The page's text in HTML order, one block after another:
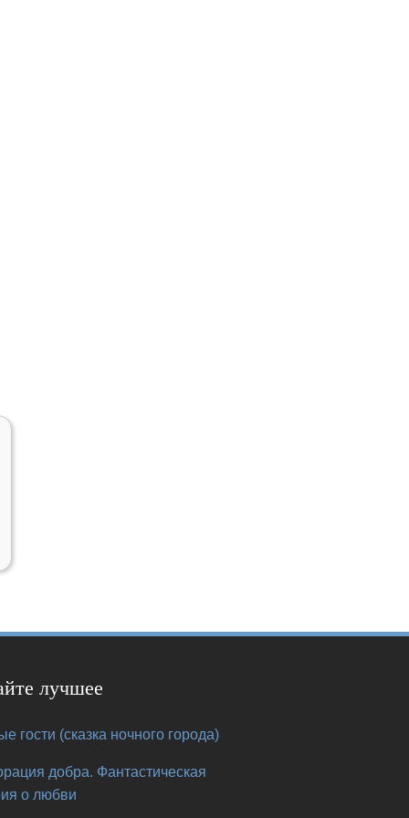
лучшее
гости (сказка ночного города)
добра. Фантастическая
о любви